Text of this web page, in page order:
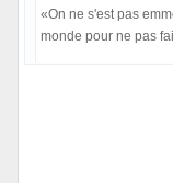
«On ne s'est pas
monde pour ne pas